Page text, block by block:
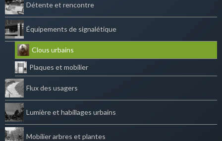
Détente et rencontre
Équipements de signalétique
Clous urbains
Plaques et mobilier
Flux des usagers
Lumière et habillages urbains
Mobilier arbres et plantes